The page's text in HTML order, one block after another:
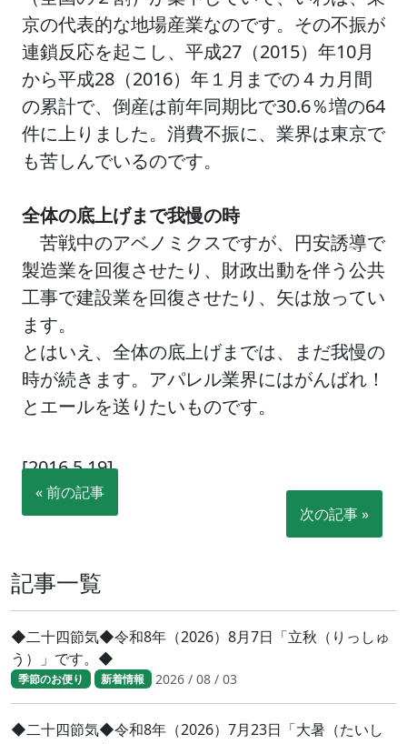
京の代表的な地場産業なのです。その不振が
連鎖反応を起こし、平成27（2015）年10月
から平成28（2016）年１月までの４カ月間
の累計で、倒産は前年同期比で30.6％増の64
件に上りました。消費不振に、業界は東京で
も苦しんでいるのです。
全体の底上げまで我慢の時
苦戦中のアベノミクスですが、円安誘導で
製造業を回復させたり、財政出動を伴う公共
工事で建設業を回復させたり、矢は放ってい
ます。
とはいえ、全体の底上げまでは、まだ我慢の
時が続きます。アパレル業界にはがんばれ！
とエールを送りたいものです。
[2016.5.19]
« 前の記事
次の記事 »
記事一覧
◆二十四節気◆令和8年（2026）8月7日「立秋（りっしゅ
う）」です。◆
季節のお便り 新着情報 2026 / 08 / 03
◆二十四節気◆令和8年（2026）7月23日「大暑（たいし